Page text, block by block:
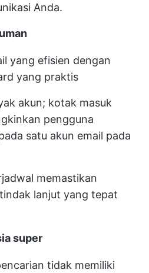
Anda.
yang efisien dengan
yang praktis
akun; kotak masuk
pengguna
satu akun email pada
memastikan
lanjut yang tepat
super
tidak memiliki